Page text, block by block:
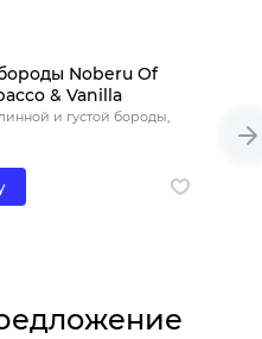
Noberu Of
& Vanilla
и густой бороды,